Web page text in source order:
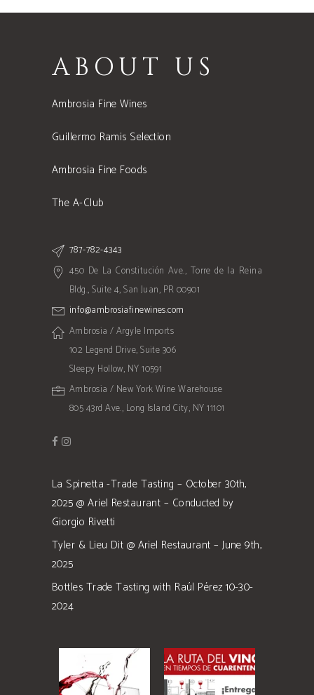
ABOUT US
Ambrosia Fine Wines
Guillermo Ramis Selection
Ambrosia Fine Foods
The A-Club
787-782-4343
450 De La Constitución Ave., Torre de la Reina
Bldg., Suite 4, San Juan, PR 00901
info@ambrosiafinewines.com
Ambrosia / Argyle Imports
102 Legend Drive, Suite 306
Sleepy Hollow, NY 10591
Ambrosia / New York Wine Warehouse
805 43rd Ave., Long Island City, NY 11101
La Spinetta -Trade Tasting – October 30th,
2025 @ Ariel Restaurant – Conducted by
Giorgio Rivetti
Tyler & Lieu Dit @ Ariel Restaurant – June 9th,
2025
Bottles Trade Tasting with Raúl Pérez 10-30-
2024